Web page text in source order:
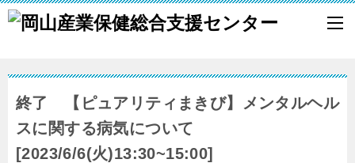
終了 【ピュアリティまきび】メンタルヘル
スに関する病気について
[2023/6/6(火)13:30~15:00]